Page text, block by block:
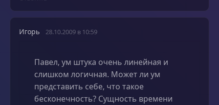
Игорь 28.10.2009 в 10:59
Павел, ум штука очень линейная и
слишком логичная. Может ли ум
представить себе, что такое
бесконечность? Сущность времени